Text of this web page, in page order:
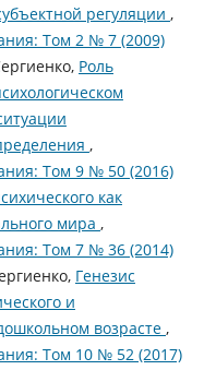
регуляции ,
Том 2 № 7 (2009)
Роль
,
Том 9 № 50 (2016)
как
мира ,
Том 7 № 36 (2014)
Генезис
и
возрасте ,
Том 10 № 52 (2017)